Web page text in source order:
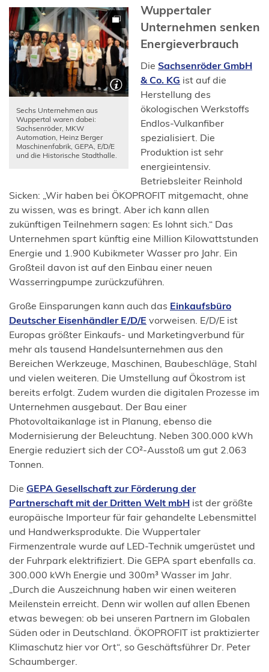
neuen
Tab)
Sechs Unternehmen aus
Wuppertal waren dabei:
Sachsenröder, MKW
Automation, Heinz Berger
Maschinenfabrik, GEPA, E/D/E
und die Historische Stadthalle.
Wuppertaler
Unternehmen senken
Energieverbrauch
Die Sachsenröder GmbH
& Co. KG
(Öffnet
einem
neuen
Tab)
ist auf die
Herstellung des
ökologischen Werkstoffs
Endlos-Vulkanfiber
spezialisiert. Die
Produktion ist sehr
energieintensiv.
Betriebsleiter Reinhold
Sicken: „Wir haben bei ÖKOPROFIT mitgemacht, ohne
zu wissen, was es bringt. Aber ich kann allen
zukünftigen Teilnehmern sagen: Es lohnt sich.“ Das
Unternehmen spart künftig eine Million Kilowattstunden
Energie und 1.900 Kubikmeter Wasser pro Jahr. Ein
Großteil davon ist auf den Einbau einer neuen
Wasserringpumpe zurückzuführen.
Große Einsparungen kann auch das Einkaufsbüro
Deutscher Eisenhändler E/D/E
(Öffnet
einem
neuen
Tab)
vorweisen. E/D/E ist
Europas größter Einkaufs- und Marketingverbund für
mehr als tausend Handelsunternehmen aus den
Bereichen Werkzeuge, Maschinen, Baubeschläge, Stahl
und vielen weiteren. Die Umstellung auf Ökostrom ist
bereits erfolgt. Zudem wurden die digitalen Prozesse im
Unternehmen ausgebaut. Der Bau einer
Photovoltaikanlage ist in Planung, ebenso die
Modernisierung der Beleuchtung. Neben 300.000 kWh
Energie reduziert sich der CO²-Ausstoß um gut 2.063
Tonnen.
Die GEPA Gesellschaft zur Förderung der
Partnerschaft mit der Dritten Welt mbH
(Öffnet
einem
neuen
Tab)
ist der größte
europäische Importeur für fair gehandelte Lebensmittel
und Handwerksprodukte. Die Wuppertaler
Firmenzentrale wurde auf LED-Technik umgerüstet und
der Fuhrpark elektrifiziert. Die GEPA spart ebenfalls ca.
300.000 kWh Energie und 300m³ Wasser im Jahr.
„Durch die Auszeichnung haben wir einen weiteren
Meilenstein erreicht. Denn wir wollen auf allen Ebenen
etwas bewegen: ob bei unseren Partnern im Globalen
Süden oder in Deutschland. ÖKOPROFIT ist praktizierter
Klimaschutz hier vor Ort“, so Geschäftsführer Dr. Peter
Schaumberger.